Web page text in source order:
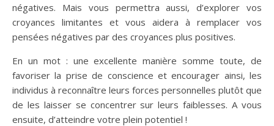
négatives. Mais vous permettra aussi, d’explorer vos
croyances limitantes et vous aidera à remplacer vos
pensées négatives par des croyances plus positives.
En un mot : une excellente manière somme toute, de
favoriser la prise de conscience et encourager ainsi, les
individus à reconnaître leurs forces personnelles plutôt que
de les laisser se concentrer sur leurs faiblesses. A vous
ensuite, d’atteindre votre plein potentiel !